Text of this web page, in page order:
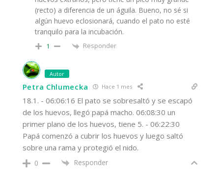
(recto) a diferencia de un águila. Bueno, no sé si
algún huevo eclosionará, cuando el pato no esté
tranquilo para la incubación.
1 Responder
Autor
Petra Chlumecka Hace 1 mes
18.1. - 06:06:16 El pato se sobresaltó y se escapó
de los huevos, llegó papá macho. 06:08:30 un
primer plano de los huevos, tiene 5. - 06:22:30
Papá comenzó a cubrir los huevos y luego saltó
sobre una rama y protegió el nido.
0 Responder